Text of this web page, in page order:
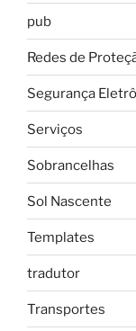
pub
Redes de
Segurança
Serviços
Sobrancelhas
Sol Nascente
Templates
tradutor
Transportes